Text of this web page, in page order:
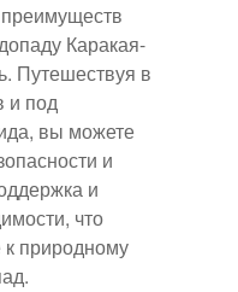
Каракая-
Путешествуя в
и под
вы можете
и
и
что
природному